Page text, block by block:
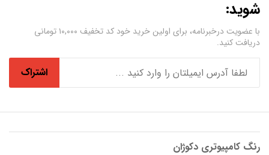
شوید:
با عضویت درخبرنامه، برای اولین خرید خود کد تخفیف ۱۰,۰۰۰ تومانی
دریافت کنید.
اشتراک
رنگ کامپیوتری دکوژان